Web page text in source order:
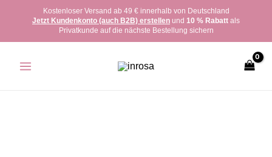
springen
Kostenloser Versand ab 49 € innerhalb von Deutschland
Jetzt Kundenkonto (auch B2B) erstellen und 10 % Rabatt als
Privatkunde auf die nächste Bestellung sichern